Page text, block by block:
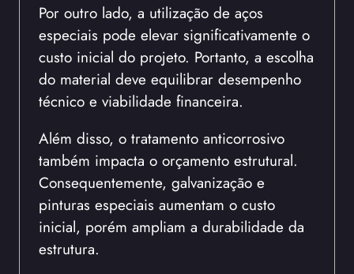
Por outro lado, a utilização de aços
especiais pode elevar significativamente o
custo inicial do projeto. Portanto, a escolha
do material deve equilibrar desempenho
técnico e viabilidade financeira.
Além disso, o tratamento anticorrosivo
também impacta o orçamento estrutural.
Consequentemente, galvanização e
pinturas especiais aumentam o custo
inicial, porém ampliam a durabilidade da
estrutura.